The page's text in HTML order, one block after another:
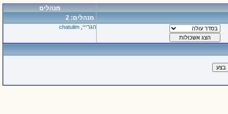
מנהלים
מנהלים: 2
הגרייי chatulim